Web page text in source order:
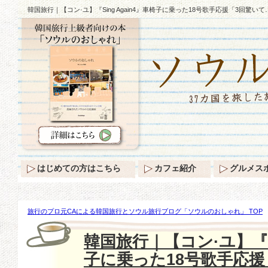
韓国旅行｜【コン·ユ】『Sing Again4』車椅子に乗った18号歌手応援「3回驚い
旅行のプロ元CAによる韓国旅行とソウル旅行ブログ「ソウルのおしゃれ」 TOP
【コン·ユ】『Sing Again4』車椅子に乗った18号歌手応援「3回驚いて…」刻印成
韓国旅行｜【コン·ユ】
子に乗った18号歌手応
はじめての方はこちら カフェ紹介 グルメス